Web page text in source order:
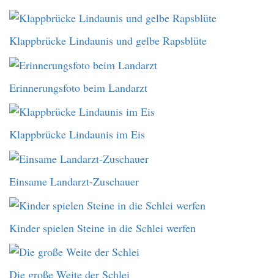
Klappbrücke Lindaunis und gelbe Rapsblüte
Erinnerungsfoto beim Landarzt
Klappbrücke Lindaunis im Eis
Einsame Landarzt-Zuschauer
Kinder spielen Steine in die Schlei werfen
Die große Weite der Schlei